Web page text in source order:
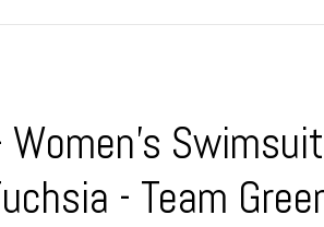
Women's
- Team